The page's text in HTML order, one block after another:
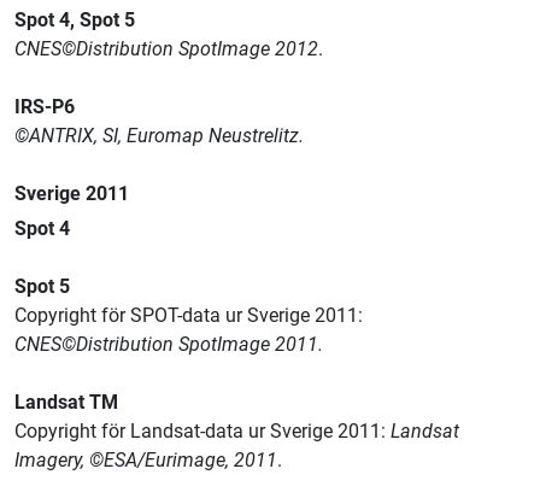
Spot 4, Spot 5
CNES©Distribution SpotImage 2012.
IRS-P6
©ANTRIX, SI, Euromap Neustrelitz.
Sverige 2011
Spot 4
Spot 5
Copyright för SPOT-data ur Sverige 2011:
CNES©Distribution SpotImage 2011.
Landsat TM
Copyright för Landsat-data ur Sverige 2011: Landsat
Imagery, ©ESA/Eurimage, 2011.